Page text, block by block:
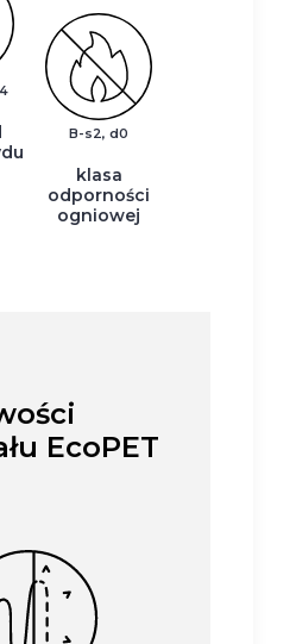
B-s2, d0
klasa
odporności
ogniowej
EcoPET